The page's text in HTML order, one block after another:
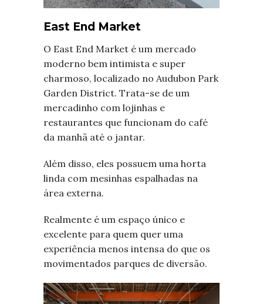
East End Market
O East End Market é um mercado
moderno bem intimista e super
charmoso, localizado no Audubon Park
Garden District. Trata-se de um
mercadinho com lojinhas e
restaurantes que funcionam do café
da manhã até o jantar.
Além disso, eles possuem uma horta
linda com mesinhas espalhadas na
área externa.
Realmente é um espaço único e
excelente para quem quer uma
experiência menos intensa do que os
movimentados parques de diversão.